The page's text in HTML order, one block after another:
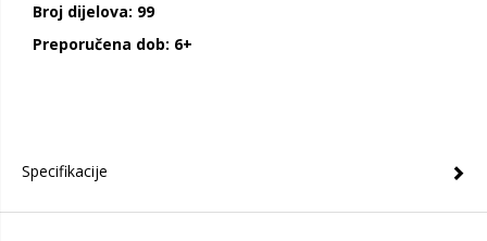
Broj dijelova: 99
Preporučena dob: 6+
Specifikacije